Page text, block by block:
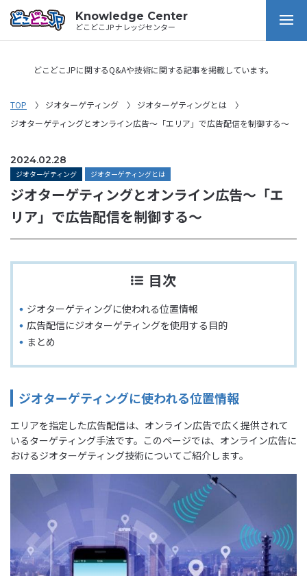
Knowledge Center
どこどこJP ナレッジセンター
どこどこJPに関するQ&Aや技術に関する記事を掲載しています。
TOP ジオターゲティング
ジオターゲティングとは
ジオターゲティングとオンライン広告～「エリア」で広告配信を制御する～
2024.02.28
ジオターゲティング ジオターゲティングとは
ジオターゲティングとオンライン広告～「エ
リア」で広告配信を制御する～
目次
ジオターゲティングに使われる位置情報
広告配信にジオターゲティングを使用する目的
まとめ
ジオターゲティングに使われる位置情報
エリアを指定した広告配信は、オンライン広告で広く提供されて
いるターゲティング手法です。このページでは、オンライン広告に
おけるジオターゲティング技術についてご紹介します。